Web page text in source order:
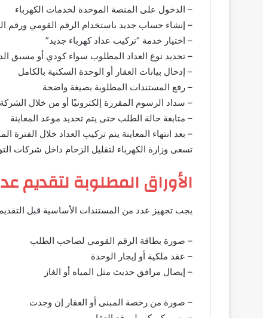
– الدخول على المنصة الموحدة لخدمات الكهرباء
– إنشاء حساب جديد باستخدام الرقم القومي ورقم
– اختيار خدمة “تركيب عداد كهرباء جديد”
– تحديد نوع العداد المطلوب سواء كودي أو مسبق
– إدخال بيانات العقار أو الوحدة السكنية بالكامل
– رفع المستندات المطلوبة بصيغة واضحة
– سداد الرسوم المقررة إلكترونيًا أو من خلال الشركة
– متابعة حالة الطلب حتى يتم تحديد موعد المعاينة
– بعد انتهاء المعاينة يتم تركيب العداد خلال الفترة
تسعى وزارة الكهرباء لتقليل الزحام داخل شركات
الأوراق المطلوبة لتقديم
يجب تجهيز عدد من المستندات الأساسية قبل
– صورة بطاقة الرقم القومي لصاحب الطلب
– عقد ملكية أو إيجار الوحدة
– إيصال مرافق حديث مثل المياه أو الغاز
– صورة من رخصة المبنى أو العقار إن وجدت